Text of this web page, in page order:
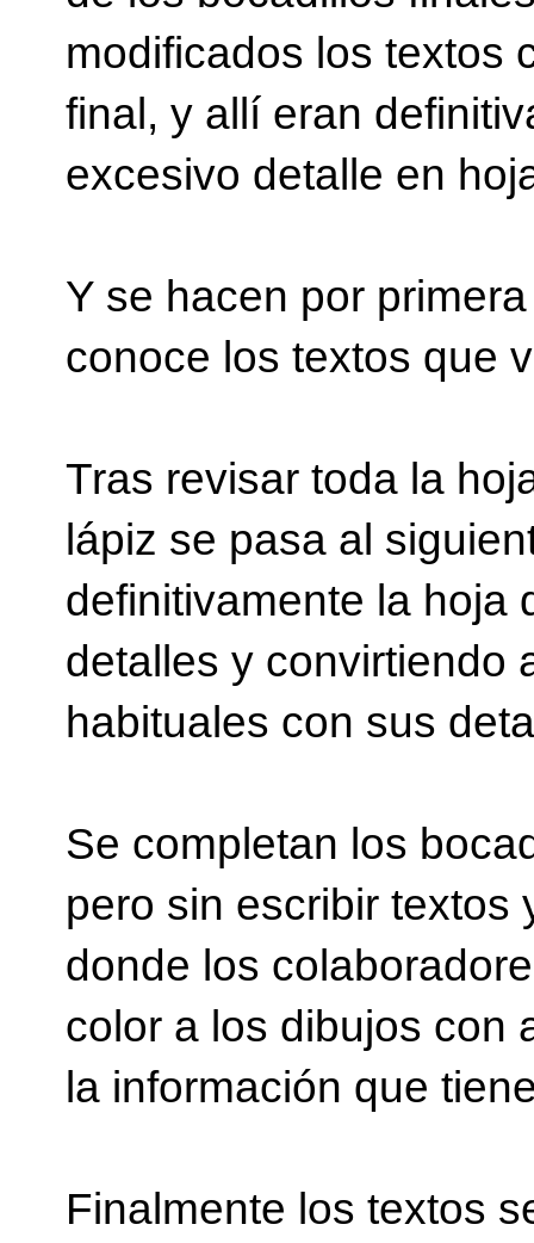
modificados los textos
final, y allí eran
excesivo detalle en
Y se hacen por
conoce los textos que
Tras revisar toda la
lápiz se pasa al
definitivamente la hoja
detalles y convirtiendo
habituales con sus
Se completan los
pero sin escribir textos
donde los
color a los dibujos con
la información que
Finalmente los textos